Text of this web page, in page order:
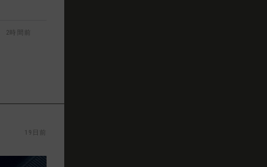
2時間前
19日前